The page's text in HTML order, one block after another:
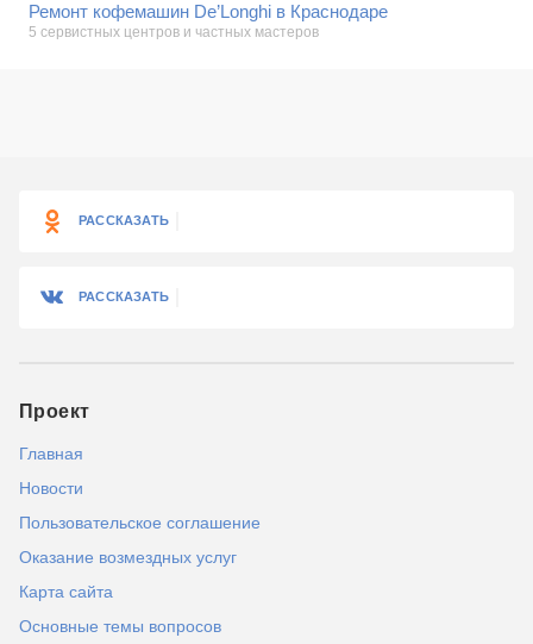
Ремонт кофемашин De’Longhi в Краснодаре
5 сервистных центров и частных мастеров
РАССКАЗАТЬ
РАССКАЗАТЬ
Проект
Главная
Новости
Пользовательское соглашение
Оказание возмездных услуг
Карта сайта
Основные темы вопросов